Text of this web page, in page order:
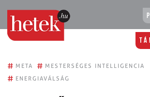
# META # MESTERSÉGES INTELLIGENCIA
# ENERGIAVÁLSÁG